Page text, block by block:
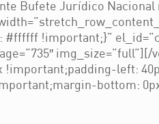
Bufete Jurídico
#ffffff !important;}”
!important;padding-left:
bottom: